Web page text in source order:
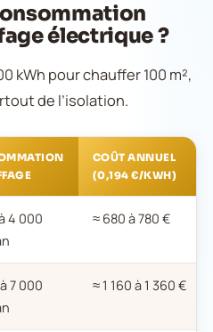
électrique ?
kWh pour chauffer 100 m²,
de l’isolation.
COÛT ANNUEL
(0,194 €/KWH)
4 000
≈ 680 à 780 €
7 000
≈ 1 160 à 1 360 €